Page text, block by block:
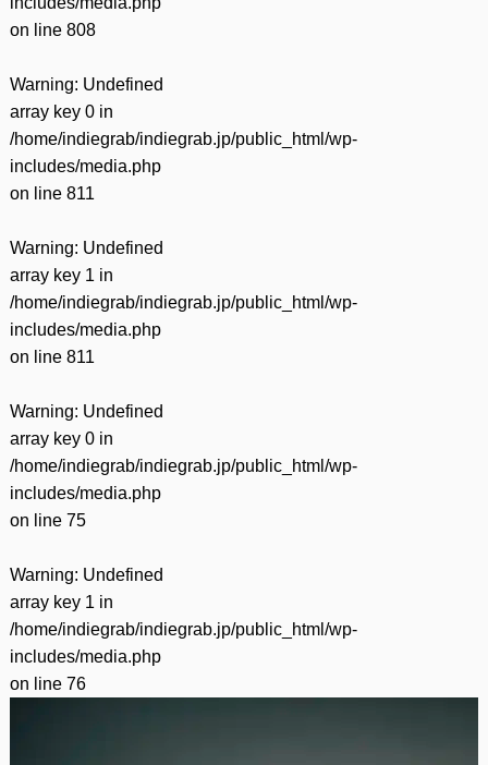
on line 808
Warning: Undefined
array key 0 in
/home/indiegrab/indiegrab.jp/public_html/wp-
includes/media.php
on line 811
Warning: Undefined
array key 1 in
/home/indiegrab/indiegrab.jp/public_html/wp-
includes/media.php
on line 811
Warning: Undefined
array key 0 in
/home/indiegrab/indiegrab.jp/public_html/wp-
includes/media.php
on line 75
Warning: Undefined
array key 1 in
/home/indiegrab/indiegrab.jp/public_html/wp-
includes/media.php
on line 76